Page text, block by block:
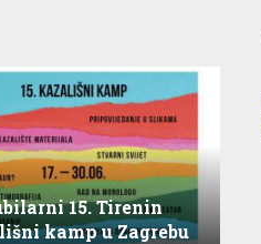
15. Tirenin
kamp u Zagrebu